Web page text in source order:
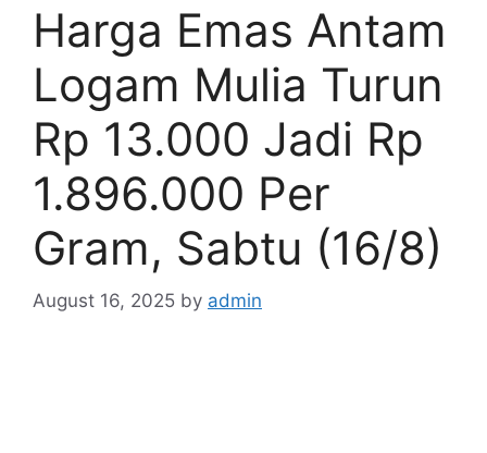
Harga Emas Antam
Logam Mulia Turun
Rp 13.000 Jadi Rp
1.896.000 Per
Gram, Sabtu (16/8)
August 16, 2025 by admin